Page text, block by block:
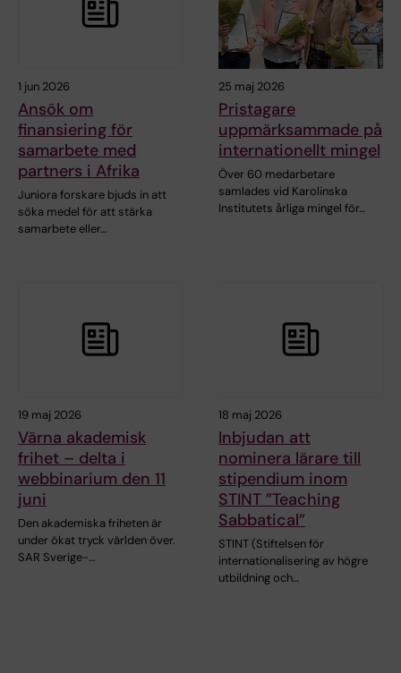
1 jun 2026
Ansök om
finansiering för
samarbete med
partners i Afrika
Juniora forskare bjuds in att
söka medel för att stärka
samarbete eller…
25 maj 2026
Pristagare
uppmärksammade på
internationellt mingel
Över 60 medarbetare
samlades vid Karolinska
Institutets årliga mingel för…
19 maj 2026
Värna akademisk
frihet – delta i
webbinarium den 11
juni
Den akademiska friheten är
under ökat tryck världen över.
SAR Sverige-…
18 maj 2026
Inbjudan att
nominera lärare till
stipendium inom
STINT ”Teaching
Sabbatical”
STINT (Stiftelsen för
internationalisering av högre
utbildning och…